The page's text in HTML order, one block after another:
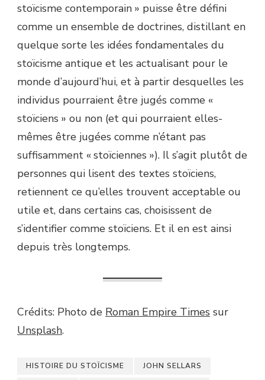
stoïcisme contemporain » puisse être défini
comme un ensemble de doctrines, distillant en
quelque sorte les idées fondamentales du
stoïcisme antique et les actualisant pour le
monde d’aujourd’hui, et à partir desquelles les
individus pourraient être jugés comme «
stoïciens » ou non (et qui pourraient elles-
mêmes être jugées comme n’étant pas
suffisamment « stoïciennes »). Il s’agit plutôt de
personnes qui lisent des textes stoïciens,
retiennent ce qu’elles trouvent acceptable ou
utile et, dans certains cas, choisissent de
s’identifier comme stoïciens. Et il en est ainsi
depuis très longtemps.
Crédits: Photo de Roman Empire Times sur
Unsplash.
HISTOIRE DU STOÏCISME JOHN SELLARS